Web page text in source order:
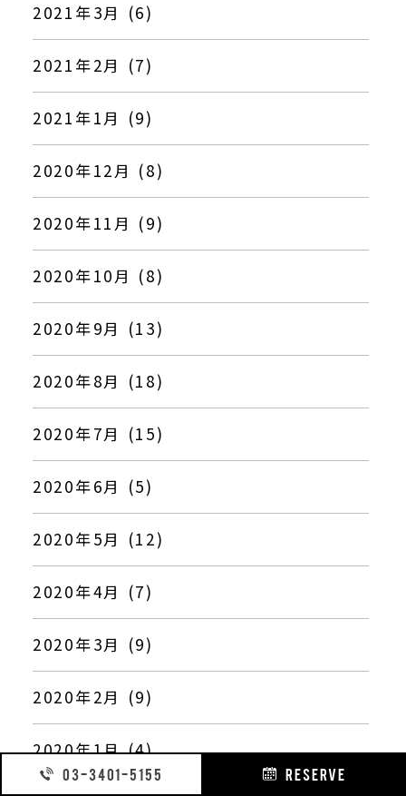
2021年3月 (6)
2021年2月 (7)
2021年1月 (9)
2020年12月 (8)
2020年11月 (9)
2020年10月 (8)
2020年9月 (13)
2020年8月 (18)
2020年7月 (15)
2020年6月 (5)
2020年5月 (12)
2020年4月 (7)
2020年3月 (9)
2020年2月 (9)
2020年1月 (4)
03-3401-5155 RESERVE